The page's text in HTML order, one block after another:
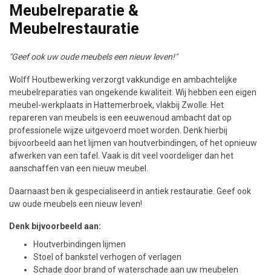
Meubelreparatie &
Meubelrestauratie
"Geef ook uw oude meubels een nieuw leven!"
Wolff Houtbewerking verzorgt vakkundige en ambachtelijke
meubelreparaties van ongekende kwaliteit. Wij hebben een eigen
meubel-werkplaats in Hattemerbroek, vlakbij Zwolle. Het
repareren van meubels is een eeuwenoud ambacht dat op
professionele wijze uitgevoerd moet worden. Denk hierbij
bijvoorbeeld aan het lijmen van houtverbindingen, of het opnieuw
afwerken van een tafel. Vaak is dit veel voordeliger dan het
aanschaffen van een nieuw meubel.
Daarnaast ben ik gespecialiseerd in antiek restauratie. Geef ook
uw oude meubels een nieuw leven!
Denk bijvoorbeeld aan:
Houtverbindingen lijmen
Stoel of bankstel verhogen of verlagen
Schade door brand of waterschade aan uw meubelen